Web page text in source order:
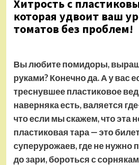
Хитрость с
которая удвоит ваш
томатов без проблем!
Вы любите помидоры,
руками? Конечно да. А у вас
треснувшее пластиковое
наверняка есть, валяется
что если мы скажем, что эта
пластиковая тара — это
суперурожаев, где не нужно
до зари, бороться с